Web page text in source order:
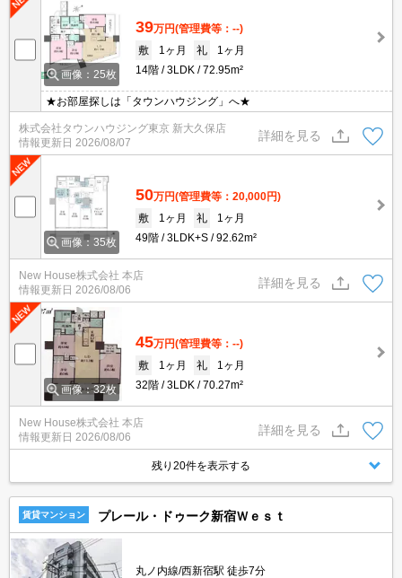
画像：25枚
39万円(管理費等：--)
敷
1ヶ月 礼
1ヶ月
14階
3LDK 72.95m²
★お部屋探しは「タウンハウジング」へ★
株式会社タウンハウジング東京 新大久保店
情報更新日 2026/08/07
詳細を見る
画像：35枚
50万円(管理費等：20,000円)
敷
1ヶ月 礼
1ヶ月
49階
3LDK+S 92.62m²
New House株式会社 本店
情報更新日 2026/08/06
詳細を見る
画像：32枚
45万円(管理費等：--)
敷
1ヶ月 礼
1ヶ月
32階
3LDK 70.27m²
New House株式会社 本店
情報更新日 2026/08/06
詳細を見る
残り20件を表示する
賃貸マンション プレール・ドゥーク新宿Ｗｅｓｔ
丸ノ内線/西新宿駅 徒歩7分